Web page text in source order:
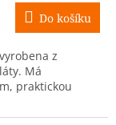
Do košíku
z
Má
praktickou